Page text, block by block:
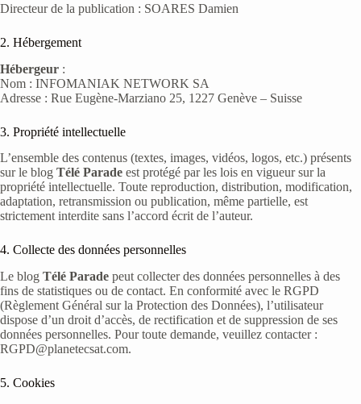
Directeur de la publication : SOARES Damien
2. Hébergement
Hébergeur :
Nom : INFOMANIAK NETWORK SA
Adresse : Rue Eugène-Marziano 25, 1227 Genève – Suisse
3. Propriété intellectuelle
L’ensemble des contenus (textes, images, vidéos, logos, etc.) présents
sur le blog Télé Parade est protégé par les lois en vigueur sur la
propriété intellectuelle. Toute reproduction, distribution, modification,
adaptation, retransmission ou publication, même partielle, est
strictement interdite sans l’accord écrit de l’auteur.
4. Collecte des données personnelles
Le blog Télé Parade peut collecter des données personnelles à des
fins de statistiques ou de contact. En conformité avec le RGPD
(Règlement Général sur la Protection des Données), l’utilisateur
dispose d’un droit d’accès, de rectification et de suppression de ses
données personnelles. Pour toute demande, veuillez contacter :
RGPD@planetecsat.com.
5. Cookies